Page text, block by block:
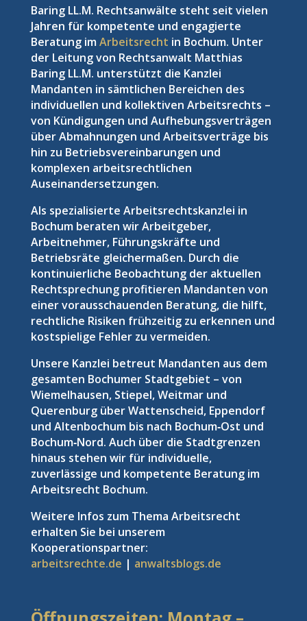
Baring LL.M. Rechtsanwälte steht seit vielen
Jahren für kompetente und engagierte
Beratung imArbeitsrecht in Bochum. Unter
der Leitung von Rechtsanwalt Matthias
Baring LL.M. unterstützt die Kanzlei
Mandanten in sämtlichen Bereichen des
individuellen und kollektiven Arbeitsrechts –
von Kündigungen und Aufhebungsverträgen
über Abmahnungen und Arbeitsverträge bis
hin zu Betriebsvereinbarungen und
komplexen arbeitsrechtlichen
Auseinandersetzungen.
Als spezialisierte Arbeitsrechtskanzlei in
Bochum beraten wir Arbeitgeber,
Arbeitnehmer, Führungskräfte und
Betriebsräte gleichermaßen. Durch die
kontinuierliche Beobachtung der aktuellen
Rechtsprechung profitieren Mandanten von
einer vorausschauenden Beratung, die hilft,
rechtliche Risiken frühzeitig zu erkennen und
kostspielige Fehler zu vermeiden.
Unsere Kanzlei betreut Mandanten aus dem
gesamten Bochumer Stadtgebiet – von
Wiemelhausen, Stiepel, Weitmar und
Querenburg über Wattenscheid, Eppendorf
und Altenbochum bis nach Bochum‑Ost und
Bochum‑Nord. Auch über die Stadtgrenzen
hinaus stehen wir für individuelle,
zuverlässige und kompetente Beratung im
Arbeitsrecht Bochum.
Weitere Infos zum Thema Arbeitsrecht
erhalten Sie bei unserem
Kooperationspartner:
arbeitsrechte.de | anwaltsblogs.de